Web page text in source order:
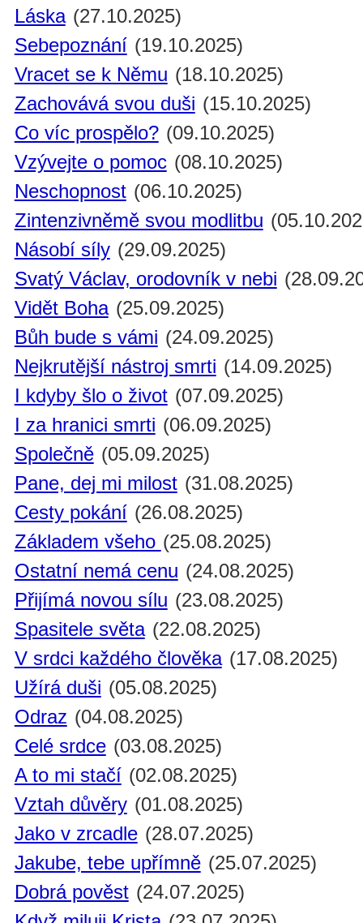
Láska (27.10.2025)
Sebepoznání (19.10.2025)
Vracet se k Němu (18.10.2025)
Zachovává svou duši (15.10.2025)
Co víc prospělo? (09.10.2025)
Vzývejte o pomoc (08.10.2025)
Neschopnost (06.10.2025)
Zintenzivněmě svou modlitbu
Násobí síly (29.09.2025)
Svatý Václav, orodovník v nebi
Vidět Boha (25.09.2025)
Bůh bude s vámi (24.09.2025)
Nejkrutější nástroj smrti (14.09.2025)
I kdyby šlo o život (07.09.2025)
I za hranici smrti (06.09.2025)
Společně (05.09.2025)
Pane, dej mi milost (31.08.2025)
Cesty pokání (26.08.2025)
Základem všeho (25.08.2025)
Ostatní nemá cenu (24.08.2025)
Přijímá novou sílu (23.08.2025)
Spasitele světa (22.08.2025)
V srdci každého člověka (17.08.2025)
Užírá duši (05.08.2025)
Odraz (04.08.2025)
Celé srdce (03.08.2025)
A to mi stačí (02.08.2025)
Vztah důvěry (01.08.2025)
Jako v zrcadle (28.07.2025)
Jakube, tebe upřímně (25.07.2025)
Dobrá pověst (24.07.2025)